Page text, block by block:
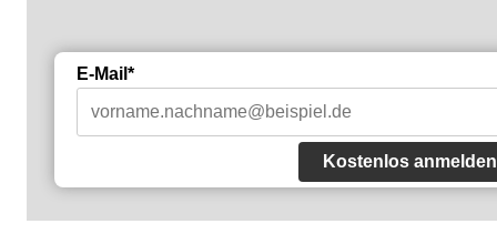
E-Mail*
Kostenlos anmelden